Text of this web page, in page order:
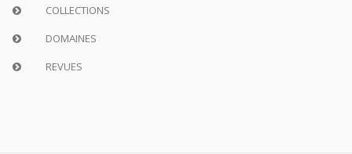
COLLECTIONS
DOMAINES
REVUES